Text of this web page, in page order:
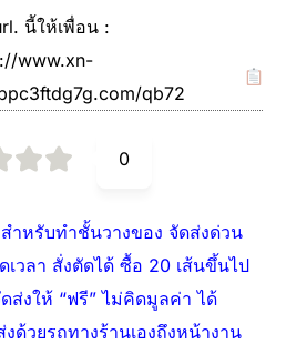
นี้ให้เพื่อน :
www.xn-
qb72
0
ำหรับทำชั้นวางของ จัดส่งด่วน
เวลา สั่งตัดได้ ซื้อ 20 เส้นขึ้นไป
ส่งให้ “ฟรี” ไม่คิดมูลค่า ได้
ด้วยรถทางร้านเองถึงหน้างาน